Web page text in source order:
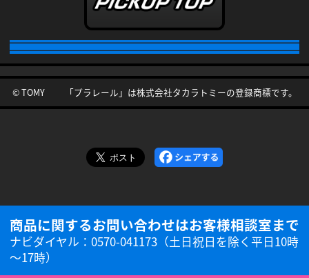
© TOMY 「プラレール」は株式会社タカラトミーの登録商標です。
商品に関するお問い合わせはお客様相談室まで
ナビダイヤル：0570-041173（土日祝日を除く平日10時
～17時）